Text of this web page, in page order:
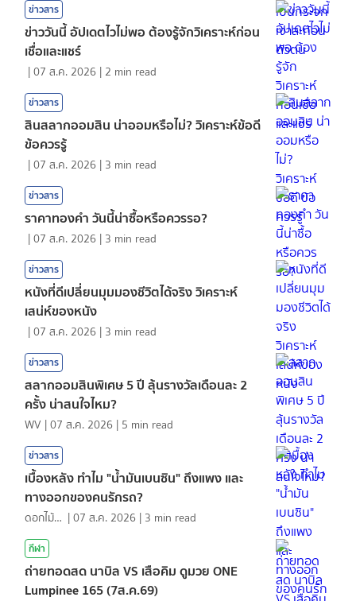
ข่าวสาร
ข่าววันนี้ อัปเดตไวไม่พอ ต้องรู้จักวิเคราะห์ก่อน
เชื่อและแชร์
|07 ส.ค. 2026 | 2 min read
ข่าวสาร
สินสลากออมสิน น่าออมหรือไม่? วิเคราะห์ข้อดี
ข้อควรรู้
|07 ส.ค. 2026 | 3 min read
ข่าวสาร
ราคาทองคํา วันนี้น่าซื้อหรือควรรอ?
|07 ส.ค. 2026 | 3 min read
ข่าวสาร
หนังที่ดีเปลี่ยนมุมมองชีวิตได้จริง วิเคราะห์
เสน่ห์ของหนัง
|07 ส.ค. 2026 | 3 min read
ข่าวสาร
สลากออมสินพิเศษ 5 ปี ลุ้นรางวัลเดือนละ 2
ครั้ง น่าสนใจไหม?
WV |07 ส.ค. 2026 | 5 min read
ข่าวสาร
เบื้องหลัง ทำไม "น้ำมันเบนซิน" ถึงแพง และ
ทางออกของคนรักรถ?
ดอกไม้กับสายน้ำ |07 ส.ค. 2026 | 3 min read
กีฬา
ถ่ายทอดสด นาบิล VS เสือคิม ดูมวย ONE
Lumpinee 165 (7ส.ค.69)